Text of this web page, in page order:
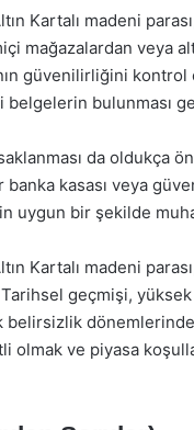
Kartalı madeni
mağazalardan veya
güvenilirliğini
bulunması
da oldukça
kasası veya
uygun bir şekilde
Kartalı madeni
geçmişi,
dönemlerinde
olmak ve piyasa